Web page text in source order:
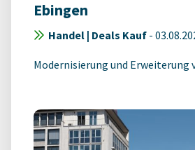
Ebingen
Handel | Deals Kauf -
Modernisierung und Erweiterung